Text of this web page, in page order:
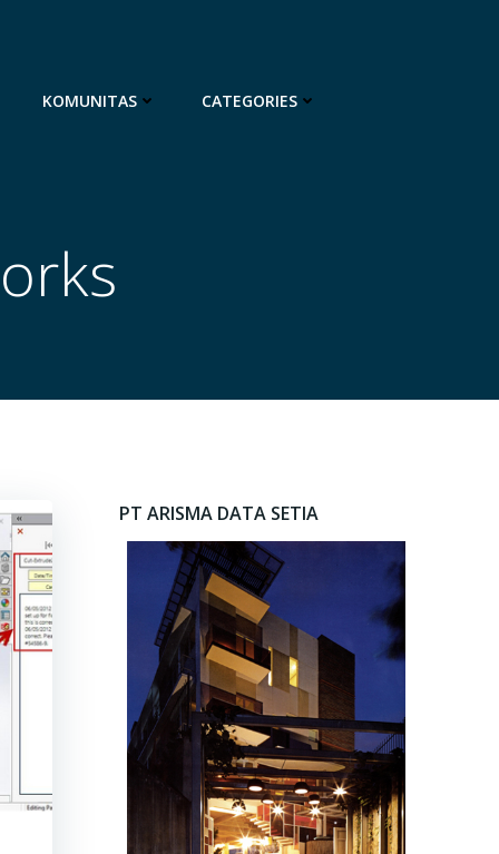
KOMUNITAS CATEGORIES
PT ARISMA DATA SETIA